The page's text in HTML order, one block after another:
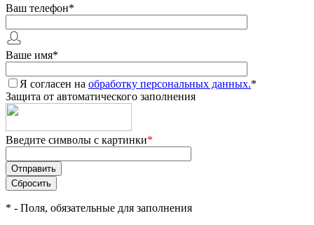
Ваш телефон*
Ваше имя*
Я согласен на обработку персональных данных.*
Защита от автоматического заполнения
Введите символы с картинки*
* - Поля, обязательные для заполнения